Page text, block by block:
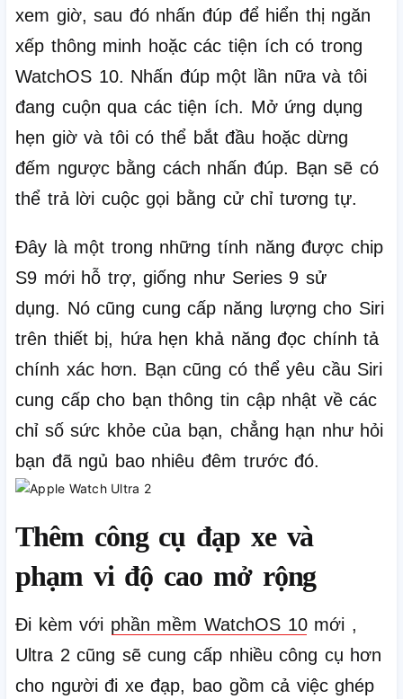
xem giờ, sau đó nhấn đúp để hiển thị ngăn
xếp thông minh hoặc các tiện ích có trong
WatchOS 10. Nhấn đúp một lần nữa và tôi
đang cuộn qua các tiện ích. Mở ứng dụng
hẹn giờ và tôi có thể bắt đầu hoặc dừng
đếm ngược bằng cách nhấn đúp. Bạn sẽ có
thể trả lời cuộc gọi bằng cử chỉ tương tự.
Đây là một trong những tính năng được chip
S9 mới hỗ trợ, giống như Series 9 sử
dụng. Nó cũng cung cấp năng lượng cho Siri
trên thiết bị, hứa hẹn khả năng đọc chính tả
chính xác hơn. Bạn cũng có thể yêu cầu Siri
cung cấp cho bạn thông tin cập nhật về các
chỉ số sức khỏe của bạn, chẳng hạn như hỏi
bạn đã ngủ bao nhiêu đêm trước đó.
Thêm công cụ đạp xe và
phạm vi độ cao mở rộng
Đi kèm với phần mềm WatchOS 10mới ,
Ultra 2 cũng sẽ cung cấp nhiều công cụ hơn
cho người đi xe đạp, bao gồm cả việc ghép